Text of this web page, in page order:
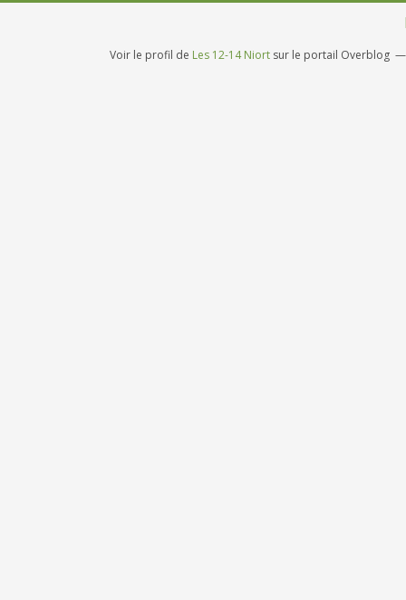
Voir le profil de Les 12-14 Niort sur le portail Overblog